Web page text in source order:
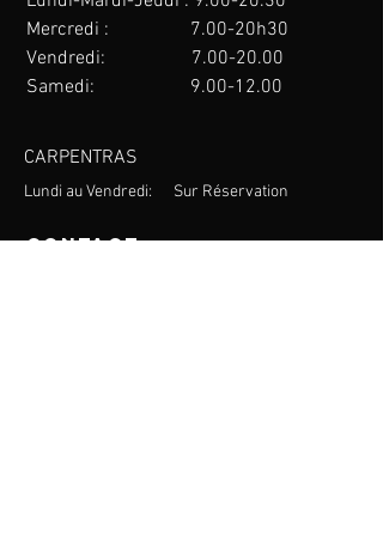
Mercredi : 7.00-20h30
Vendredi: 7.00-20.00
Samedi: 9.00-12.00
CARPENTRAS
Lundi au Vendredi: Sur Réservation
Contact